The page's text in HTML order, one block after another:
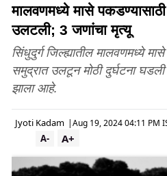
मालवणमध्ये मासे
उलटली; 3 जणांचा मृत्यू
सिंधुदुर्ग जिल्ह्यातील मालवणमध्ये
समुद्रात उलटून मोठी दुर्घटना
झाला आहे.
Jyoti Kadam |Aug 19, 2024 04:11 PM
A+
A-